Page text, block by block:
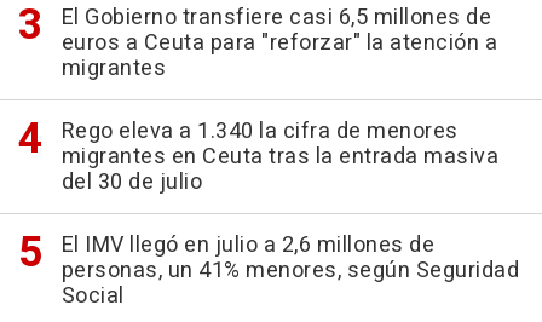
El Gobierno transfiere casi 6,5 millones de
euros a Ceuta para "reforzar" la atención a
migrantes
Rego eleva a 1.340 la cifra de menores
migrantes en Ceuta tras la entrada masiva
del 30 de julio
El IMV llegó en julio a 2,6 millones de
personas, un 41% menores, según Seguridad
Social